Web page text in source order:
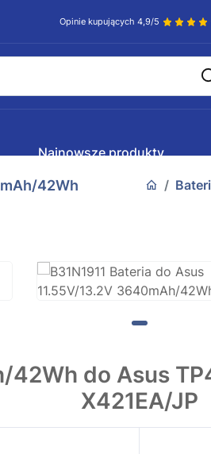
Opinie kupujących 4,9/5
Najnowsze produkty
42Wh
42Wh do Asus
X421EA/JP